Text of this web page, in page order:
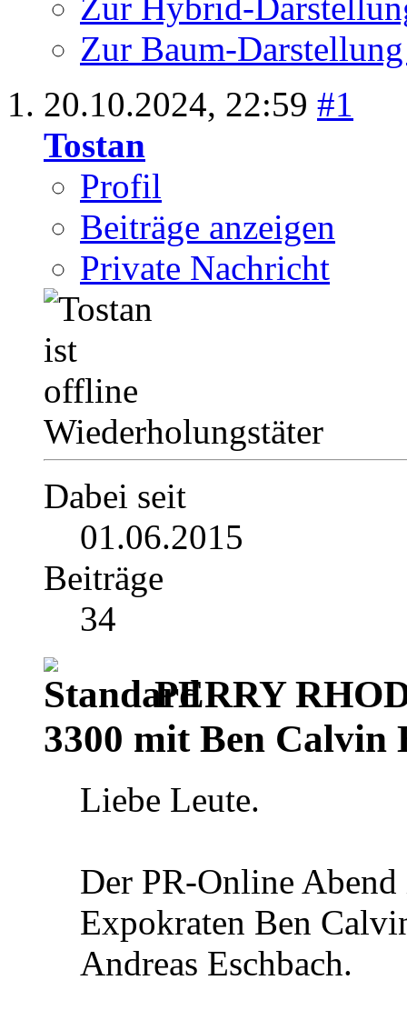
Zur Hybrid-
Zur Baum-
20.10.2024, 22:59 #1
Tostan
Profil
Beiträge anzeigen
Private Nachricht
Wiederholungstäter
Dabei seit
01.06.2015
Beiträge
34
PERRY
3300 mit Ben Calvin
Liebe Leute.
Der PR-Online
Expokraten Ben
Andreas Eschbach.